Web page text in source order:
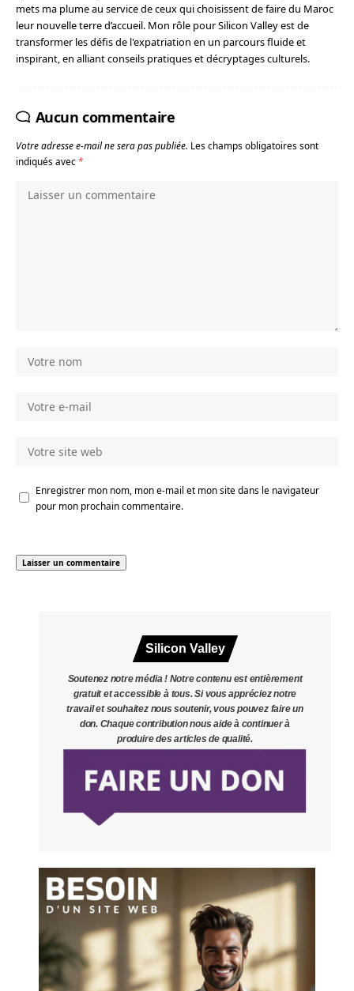
mets ma plume au service de ceux qui choisissent de faire du Maroc
leur nouvelle terre d’accueil. Mon rôle pour Silicon Valley est de
transformer les défis de l'expatriation en un parcours fluide et
inspirant, en alliant conseils pratiques et décryptages culturels.
Aucun commentaire
Votre adresse e-mail ne sera pas publiée. Les champs obligatoires sont
indiqués avec*
Enregistrer mon nom, mon e-mail et mon site dans le navigateur
pour mon prochain commentaire.
Silicon Valley
Soutenez notre média ! Notre contenu est entièrement
gratuit et accessible à tous. Si vous appréciez notre
travail et souhaitez nous soutenir, vous pouvez faire un
don. Chaque contribution nous aide à continuer à
produire des articles de qualité.